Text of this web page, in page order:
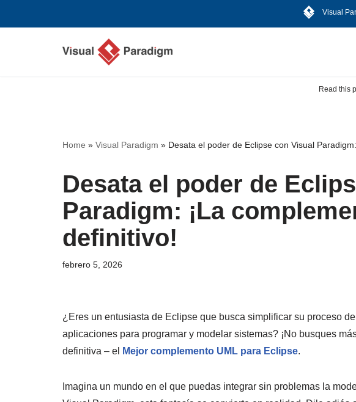
Visual
Read this
Home » Visual Paradigm » Desata el poder de Eclipse con Visual
Desata el poder de
Paradigm: ¡La
definitivo!
febrero 5, 2026
¿Eres un entusiasta de Eclipse que busca simplificar su proceso
aplicaciones para programar y modelar sistemas? ¡No busques
definitiva – el
Mejor complemento UML para Eclipse.
Imagina un mundo en el que puedas integrar sin problemas la